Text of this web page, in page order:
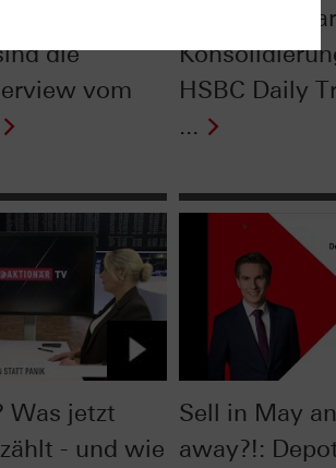
die
vom
Silber im
HSBC Daily
...
Was jetzt
- und wie
Sell in May
away?!: